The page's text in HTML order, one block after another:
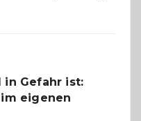
in Gefahr ist:
eigenen